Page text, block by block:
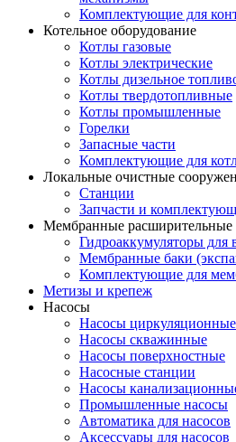
Комплектующие для
Котельное оборудование
Котлы газовые
Котлы электрические
Котлы дизельное
Котлы твердотопливные
Котлы промышленные
Горелки
Запасные части
Комплектующие для
Локальные очистные
Станции
Запчасти и
Мембранные расширительные
Гидроаккумуляторы
Мембранные баки
Комплектующие для
Метизы и крепеж
Насосы
Насосы циркуляционные
Насосы скважинные
Насосы поверхностные
Насосные станции
Насосы
Промышленные насосы
Автоматика для насосов
Аксессуары для насосов